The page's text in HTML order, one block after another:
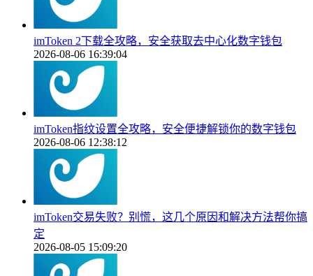
imToken 2下载全攻略，安全获取去中心化数字钱包
2026-08-06 16:39:04
imToken指纹设置全攻略，安全便捷解锁你的数字钱包
2026-08-06 12:38:12
imToken交易失败？别慌，这几个原因和解决方法帮你搞
定
2026-08-05 15:09:20